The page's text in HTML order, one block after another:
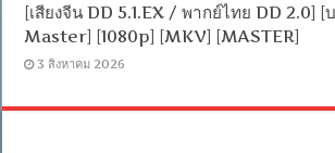
[เสียงจีน DD 5.1.EX / พากย์ไทย DD 2.0] [
Master] [1080p] [MKV] [MASTER]
3 สิงหาคม 2026